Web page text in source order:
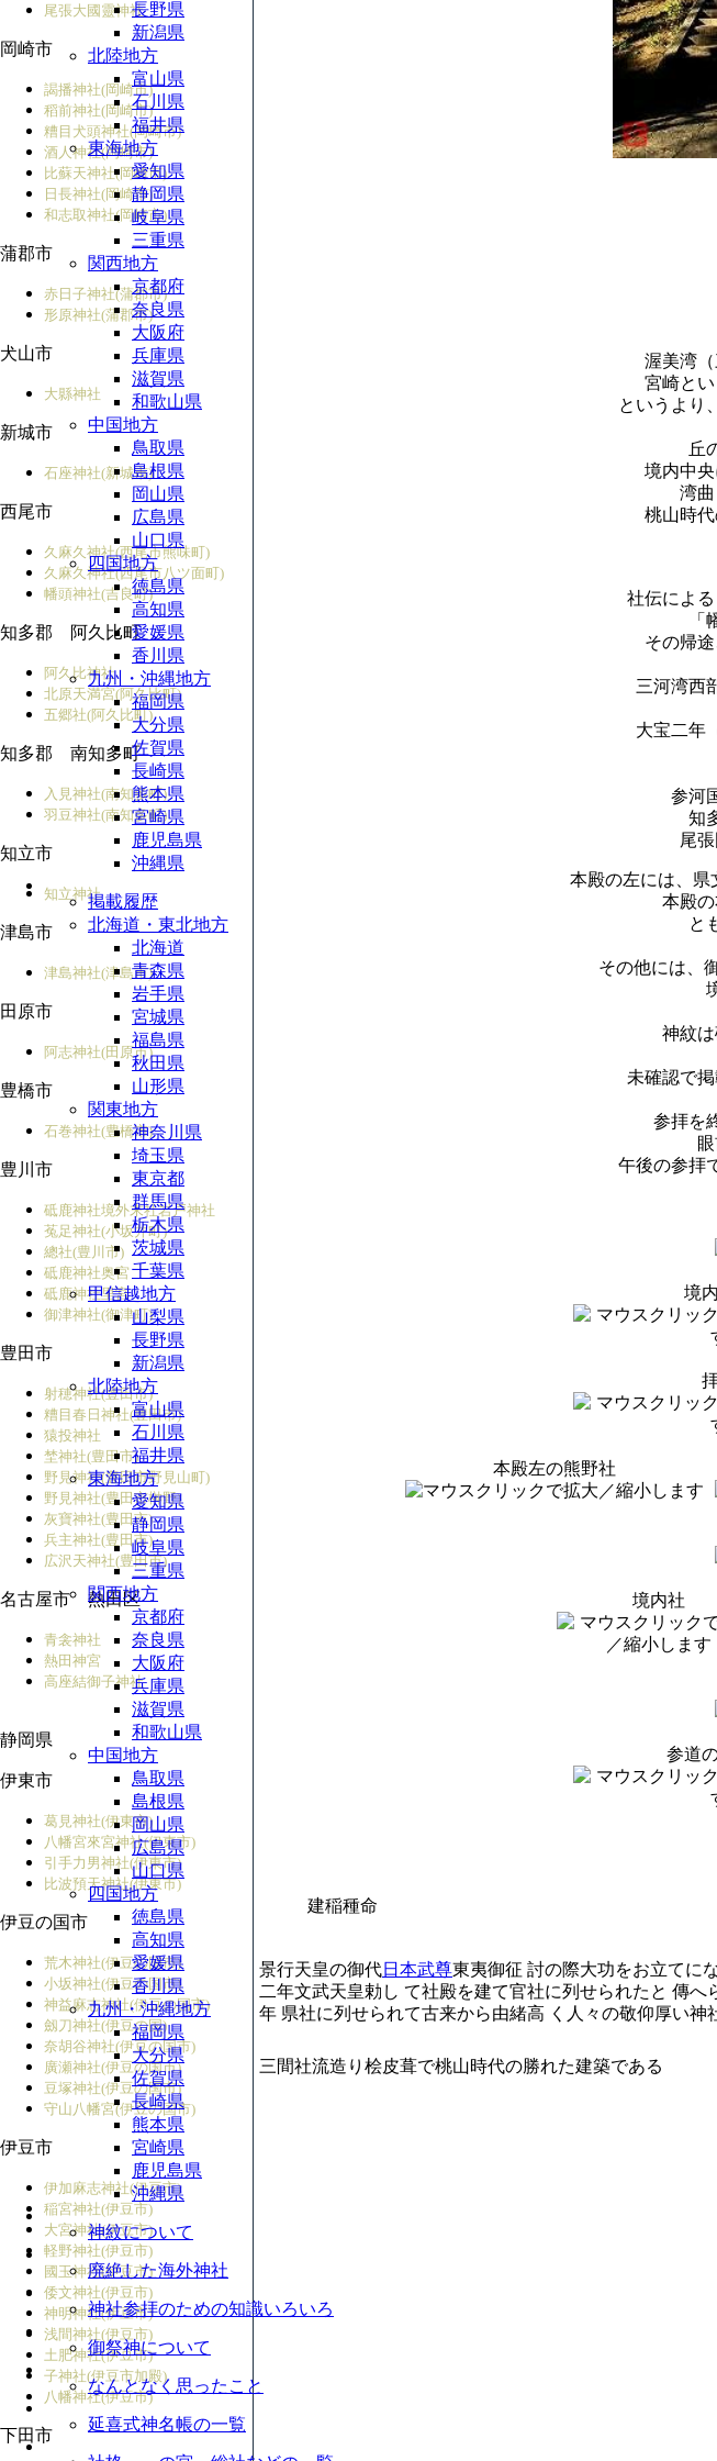
渥美湾
宮崎と
というより
丘
境内中
湾
桃山時
社伝による
その帰
三河湾西
大宝二年
参河
知
尾
本殿の左には、県
本殿
と
その他には、
神紋
未確認で
参拝を
午後の参拝
境
本殿左の熊野社
境内社
参道
建稲種命
景行天皇の御代日本武尊東夷御征 討の際大功をお立てに
二年文武天皇勅し て社殿を建て官社に列せられたと 傳
年 県社に列せられて古来から由緒高 く人々の敬仰厚い神
三間社流造り桧皮葺で桃山時代の勝れた建築である
尾張大國靈神社
岡崎市
謁播神社(岡崎市)
稻前神社(岡崎市)
糟目犬頭神社(岡崎市)
酒人神社(岡崎市)
比蘇天神社(岡崎市)
日長神社(岡崎市)
和志取神社(岡崎市)
蒲郡市
赤日子神社(蒲郡市)
形原神社(蒲郡市)
犬山市
大縣神社
新城市
石座神社(新城市)
西尾市
久麻久神社(西尾市熊味町)
久麻久神社(西尾市八ツ面町)
幡頭神社(吉良町)
知多郡 阿久比町
阿久比神社
北原天満宮(阿久比町)
五郷社(阿久比町)
知多郡 南知多町
入見神社(南知多町)
羽豆神社(南知多町)
知立市
知立神社
津島市
津島神社(津島市)
田原市
阿志神社(田原市)
豊橋市
石巻神社(豊橋市)
豊川市
砥鹿神社境外末社岩戸神社
菟足神社(小坂井町)
總社(豊川市)
砥鹿神社奥宮
砥鹿神社里宮
御津神社(御津町)
豊田市
射穂神社(豊田市)
糟目春日神社(豊田市)
猿投神社
埜神社(豊田市)
野見神社(豊田市野見山町)
野見神社(豊田市榊野)
灰寶神社(豊田市)
兵主神社(豊田市)
広沢天神社(豊田市)
名古屋市 熱田区
青衾神社
熱田神宮
高座結御子神社
静岡県
伊東市
葛見神社(伊東市)
八幡宮來宮神社(伊東市)
引手力男神社(伊東市)
比波預天神社(伊東市)
伊豆の国市
荒木神社(伊豆の国市)
小坂神社(伊豆の国市)
神益麻志神社(伊豆の国市)
劔刀神社(伊豆の国)
奈胡谷神社(伊豆の国市)
廣瀬神社(伊豆の国市)
豆塚神社(伊豆の国市)
守山八幡宮(伊豆の国市)
伊豆市
伊加麻志神社(伊豆市)
稲宮神社(伊豆市)
大宮神社(伊豆市)
軽野神社(伊豆市)
國玉神社(伊豆市)
倭文神社(伊豆市)
神明神社(伊豆市)
浅間神社(伊豆市)
土肥神社(伊豆市)
子神社(伊豆市加殿)
八幡神社(伊豆市)
下田市
長野県
新潟県
北陸地方
富山県
石川県
福井県
東海地方
愛知県
静岡県
岐阜県
三重県
関西地方
京都府
奈良県
大阪府
兵庫県
滋賀県
和歌山県
中国地方
鳥取県
島根県
岡山県
広島県
山口県
四国地方
徳島県
高知県
愛媛県
香川県
九州・沖縄地方
福岡県
大分県
佐賀県
長崎県
熊本県
宮崎県
鹿児島県
沖縄県
掲載履歴
北海道・東北地方
北海道
青森県
岩手県
宮城県
福島県
秋田県
山形県
関東地方
神奈川県
埼玉県
東京都
群馬県
栃木県
茨城県
千葉県
甲信越地方
山梨県
長野県
新潟県
北陸地方
富山県
石川県
福井県
東海地方
愛知県
静岡県
岐阜県
三重県
関西地方
京都府
奈良県
大阪府
兵庫県
滋賀県
和歌山県
中国地方
鳥取県
島根県
岡山県
広島県
山口県
四国地方
徳島県
高知県
愛媛県
香川県
九州・沖縄地方
福岡県
大分県
佐賀県
長崎県
熊本県
宮崎県
鹿児島県
沖縄県
神紋について
廃絶した海外神社
神社参拝のための知識いろいろ
御祭神について
なんとなく思ったこと
延喜式神名帳の一覧